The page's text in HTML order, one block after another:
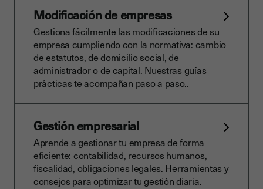
Modificación de empresas
Gestiona fácilmente las modificaciones de su
empresa cumpliendo con la normativa: cambio
de estatutos, de domicilio social, de
administrador o de capital. Nuestras guías
prácticas te acompañan paso a paso..
Gestión empresarial
Aprende a gestionar tu empresa de forma
eficiente: contabilidad, recursos humanos,
fiscalidad, obligaciones legales. Herramientas y
consejos para optimizar tu gestión diaria.